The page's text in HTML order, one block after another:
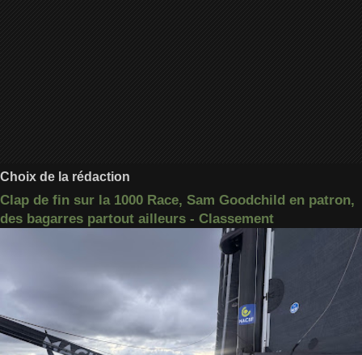
Choix de la rédaction
Clap de fin sur la 1000 Race, Sam Goodchild en patron,
des bagarres partout ailleurs - Classement